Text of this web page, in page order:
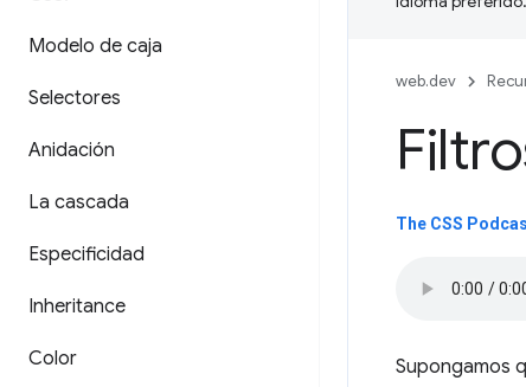
Modelo de caja
Selectores
Anidación
La cascada
Especificidad
Inheritance
Color
web.dev
The CSS
Supongamos